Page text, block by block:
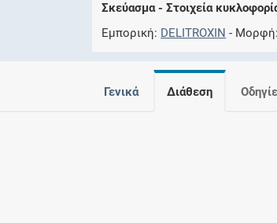
Σκεύασμα - Στοιχεία
Εμπορική DELITROXIN Μορφή
Γενικά Διάθεση